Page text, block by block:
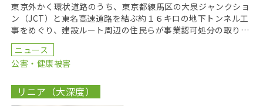
東京外かく環状道路のうち、東京都練馬区の大泉ジャンクショ
ン（JCT）と東名高速道路を結ぶ約１６キロの地下トンネル工
事をめぐり、建設ルート周辺の住民らが事業認可処分の取り消
しを求めている裁判の第２９回口頭弁論が２６日、東京 […]
ニュース
公害・健康被害
リニア（大深度）